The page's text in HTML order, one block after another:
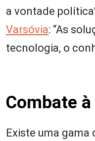
a vontade
Varsóvia: “As
tecnologia, o
Combate
Existe uma